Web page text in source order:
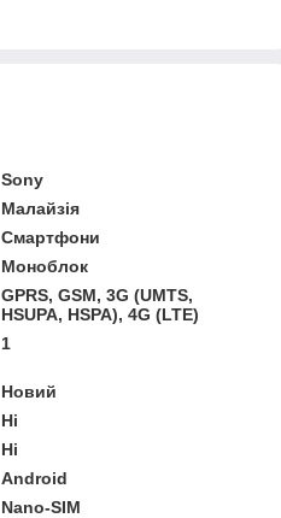
Sony
Малайзія
Смартфони
Моноблок
GPRS, GSM, 3G (UMTS,
HSUPA, HSPA), 4G (LTE)
1
Новий
Ні
Ні
Android
Nano-SIM